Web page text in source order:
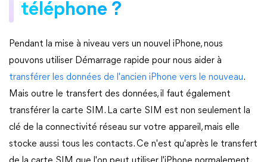
téléphone ?
Pendant la mise à niveau vers un nouvel iPhone, nous
pouvons utiliser Démarrage rapide pour nous aider à
transférer les données de l'ancien iPhone vers le nouveau.
Mais outre le transfert des données, il faut également
transférer la carte SIM. La carte SIM est non seulement la
clé de la connectivité réseau sur votre appareil, mais elle
stocke aussi tous les contacts. Ce n'est qu'après le transfert